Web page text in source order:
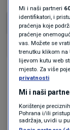
Teme
N1 KVIZ
Mi i naši partneri
identifikatori, i
praćenja koje
praćenje
vas. Možete se
trenutku klikom na
lijevom kutu web
mjesto. Za više
privatnosti
Mi i naši
Korištenje
Pohrana i/ili
sadržaja, uvidi u